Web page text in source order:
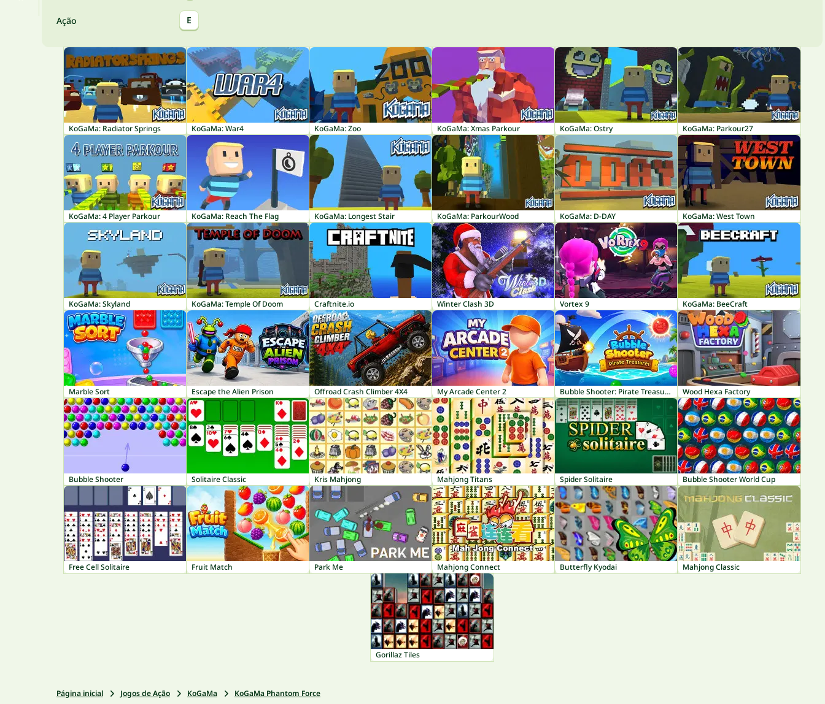
Ação E
KoGaMa: Radiator Springs KoGaMa: War4 KoGaMa: Zoo KoGaMa: Xmas Parkour KoGaMa: Ostry KoGaMa: Parkour27
KoGaMa: 4 Player Parkour KoGaMa: Reach The Flag KoGaMa: Longest Stair KoGaMa: ParkourWood KoGaMa: D-DAY KoGaMa: West Town
KoGaMa: Skyland KoGaMa: Temple Of Doom Craftnite.io Winter Clash 3D Vortex 9 KoGaMa: BeeCraft
Marble Sort Escape the Alien Prison Offroad Crash Climber 4X4 My Arcade Center 2 Bubble Shooter: Pirate Treasures Wood Hexa Factory
Bubble Shooter Solitaire Classic Kris Mahjong Mahjong Titans Spider Solitaire Bubble Shooter World Cup
Free Cell Solitaire Fruit Match Park Me Mahjong Connect Butterfly Kyodai Mahjong Classic
Gorillaz Tiles
Página inicial Jogos de Ação KoGaMa KoGaMa Phantom Force